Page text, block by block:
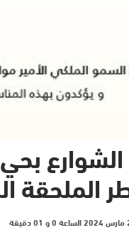
الشوارع
الملحقة
و 01 دقيقة